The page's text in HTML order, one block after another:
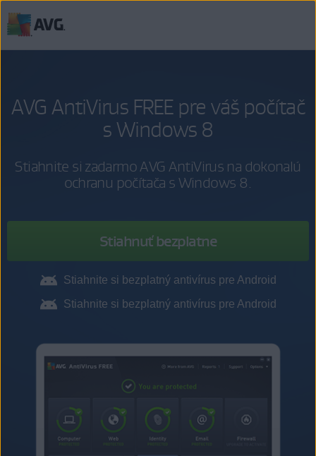
AVG AntiVirus FREE pre váš počítač
s Windows 8
Stiahnite si zadarmo AVG AntiVirus na dokonalú
ochranu počítača s Windows 8.
Stiahnuť bezplatne
Stiahnite si bezplatný antivírus pre Android
Stiahnite si bezplatný antivírus pre Android